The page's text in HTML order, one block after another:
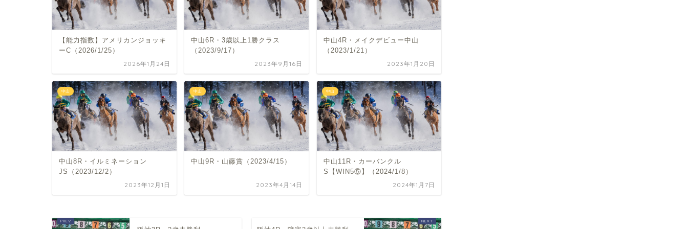
【能力指数】アメリカンジョッキ
ーC（2026/1/25）
2026年1月24日
中山6R・3歳以上1勝クラス
（2023/9/17）
2023年9月16日
中山4R・メイクデビュー中山
（2023/1/21）
2023年1月20日
中山
中山8R・イルミネーション
JS（2023/12/2）
2023年12月1日
中山
中山9R・山藤賞（2023/4/15）
2023年4月14日
中山
中山11R・カーバンクル
S【WIN5⑤】（2024/1/8）
2024年1月7日